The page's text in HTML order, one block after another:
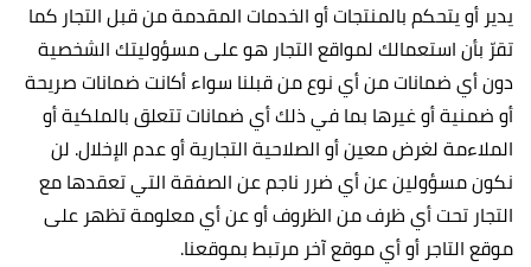
يدير أو يتحكم بالمنتجات أو الخدمات المقدمة من قبل التجار كما
تقرّ بأن استعمالك لمواقع التجار هو على مسؤوليتك الشخصية
دون أي ضمانات من أي نوع من قبلنا سواء أكانت ضمانات صريحة
أو ضمنية أو غيرها بما في ذلك أي ضمانات تتعلق بالملكية أو
الملاءمة لغرض معين أو الصلاحية التجارية أو عدم الإخلال. لن
نكون مسؤولين عن أي ضرر ناجم عن الصفقة التي تعقدها مع
التجار تحت أي ظرف من الظروف أو عن أي معلومة تظهر على
موقع التاجر أو أي موقع آخر مرتبط بموقعنا.